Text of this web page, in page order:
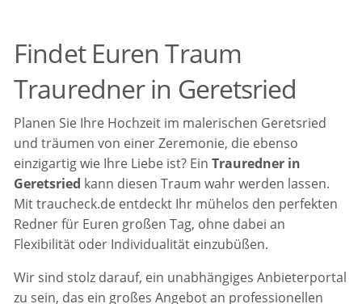
Findet Euren Traum
Trauredner in Geretsried
Planen Sie Ihre Hochzeit im malerischen Geretsried
und träumen von einer Zeremonie, die ebenso
einzigartig wie Ihre Liebe ist? EinTrauredner in
Geretsried kann diesen Traum wahr werden lassen.
Mit traucheck.de entdeckt Ihr mühelos den perfekten
Redner für Euren großen Tag, ohne dabei an
Flexibilität oder Individualität einzubüßen.
Wir sind stolz darauf, ein unabhängiges Anbieterportal
zu sein, das ein großes Angebot an professionellen